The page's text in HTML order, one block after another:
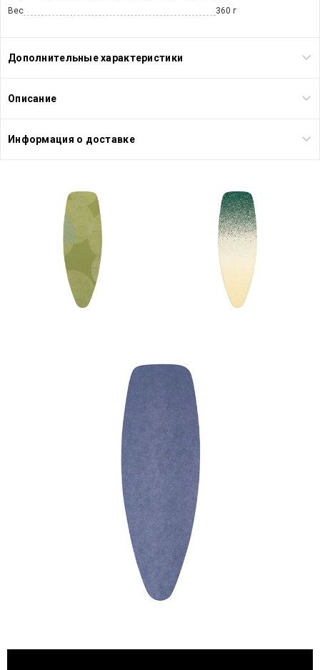
Вес
360 г
Дополнительные характеристики
Описание
Информация о доставке